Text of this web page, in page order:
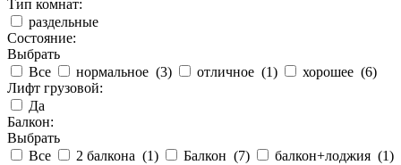
Тип комнат:
раздельные
Состояние:
Выбрать
Все
нормальное (3) отличное (1) хорошее (6)
Лифт грузовой:
Да
Балкон:
Выбрать
Все
2 балкона (1) Балкон (7) балкон+лоджия (1)